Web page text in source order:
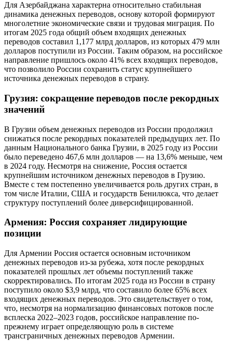
Для Азербайджана характерна относительно стабильная
динамика денежных переводов, основу которой формируют
многолетние экономические связи и трудовая миграция. По
итогам 2025 года общий объем входящих денежных
переводов составил 1,177 млрд долларов, из которых 479 млн
долларов поступили из России. Таким образом, на российское
направление пришлось около 41% всех входящих переводов,
что позволило России сохранить статус крупнейшего
источника денежных переводов в страну.
Грузия: сокращение переводов после рекордных
значений
В Грузии объем денежных переводов из России продолжил
снижаться после рекордных показателей предыдущих лет. По
данным Национального банка Грузии, в 2025 году из России
было переведено 467,6 млн долларов — на 13,6% меньше, чем
в 2024 году. Несмотря на снижение, Россия остается
крупнейшим источником денежных переводов в Грузию.
Вместе с тем постепенно увеличивается роль других стран, в
том числе Италии, США и государств Бенилюкса, что делает
структуру поступлений более диверсифицированной.
Армения: Россия сохраняет лидирующие
позиции
Для Армении Россия остается основным источником
денежных переводов из-за рубежа, хотя после рекордных
показателей прошлых лет объемы поступлений также
скорректировались. По итогам 2025 года из России в страну
поступило около $3,9 млрд, что составило более 65% всех
входящих денежных переводов. Это свидетельствует о том,
что, несмотря на нормализацию финансовых потоков после
всплеска 2022–2023 годов, российское направление по-
прежнему играет определяющую роль в системе
трансграничных денежных переводов Армении.